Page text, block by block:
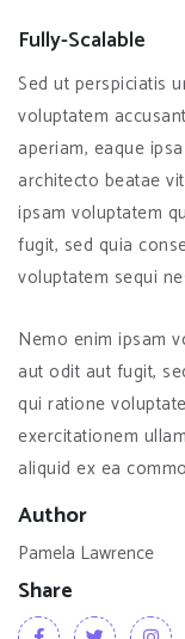
Fully-Scalable
Sed ut perspiciatis
voluptatem
aperiam, eaque
architecto beatae
ipsam voluptatem
fugit, sed quia
voluptatem sequi
Nemo enim ipsam
aut odit aut fugit,
qui ratione
exercitationem
aliquid ex ea
Author
Pamela Lawrence
Share